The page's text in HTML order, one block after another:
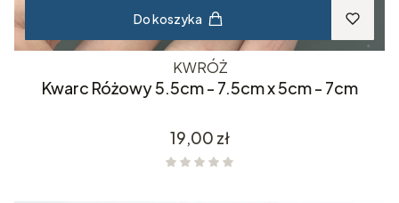
Do koszyka
KWRÓŻ
Kwarc Różowy 5.5cm - 7.5cm x 5cm - 7cm
Cena
19,00 zł